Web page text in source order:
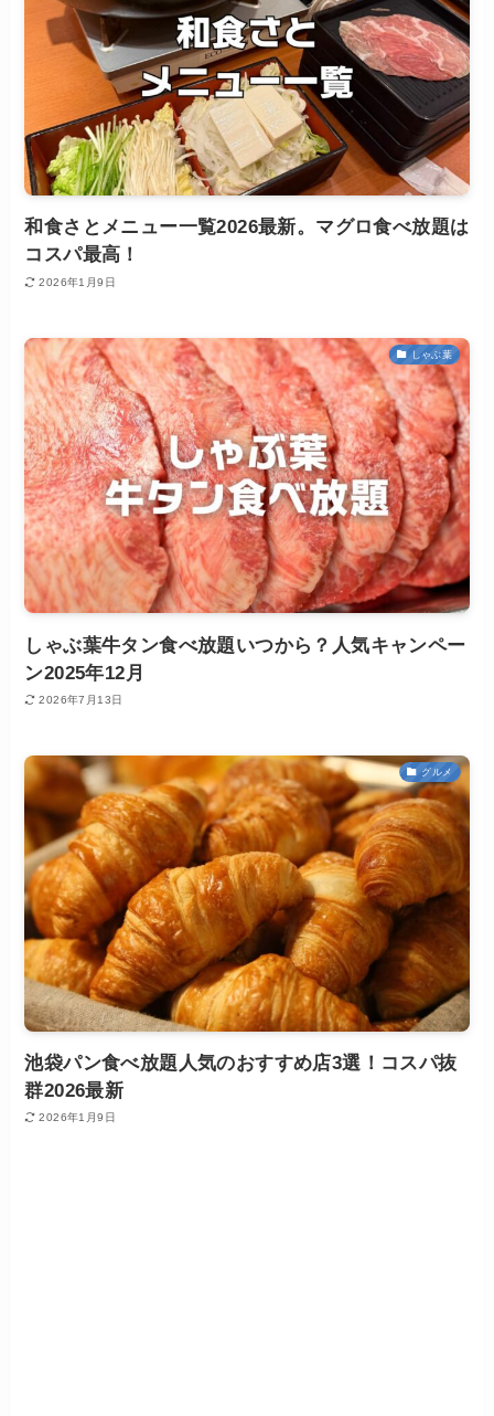
和食さとメニュー一覧2026最新。マグロ食べ放題は
コスパ最高！
2026年1月9日
しゃぶ葉
しゃぶ葉牛タン食べ放題いつから？人気キャンペー
ン2025年12月
2026年7月13日
グルメ
池袋パン食べ放題人気のおすすめ店3選！コスパ抜
群2026最新
2026年1月9日